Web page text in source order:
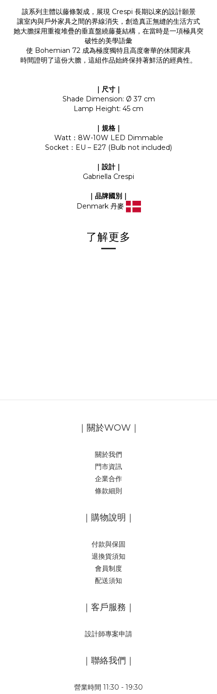
該系列主體以藤條製成，展現 Crespi 長期以來的設計願景
讓室內與戶外家具之間的界線消失，創造真正無縫的生活方式
她大膽採用重複堆疊的垂直盤繞藤蔓結構，在當時是一項極具突
破性的美學語彙
使 Bohemian 72 成為極度獨特且高度奢華的休閒家具
時間證明了這份大膽，這組作品始終保持著鮮活的經典性。
｜尺寸｜
Shade Dimension: Ø 37 cm
Lamp Height: 45 cm
｜規格｜
Watt：8W-10W LED Dimmable
Socket：EU – E27 (Bulb not included)
｜設計｜
Gabriella Crespi
｜品牌國別｜
Denmark 丹麥
了解更多
｜關於WOW｜
關於我們
門市資訊
企業合作
條款細則
｜購物說明｜
付款與保固
退換貨須知
會員制度
配送須知
｜客戶服務｜
設計師專案申請
｜聯絡我們｜
營業時間 11:30 - 19:30